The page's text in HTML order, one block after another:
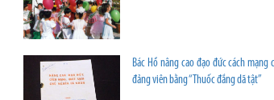
Bác Hồ nâng cao đạo đức cách mạng
đảng viên bằng “Thuốc đắng dã tật”